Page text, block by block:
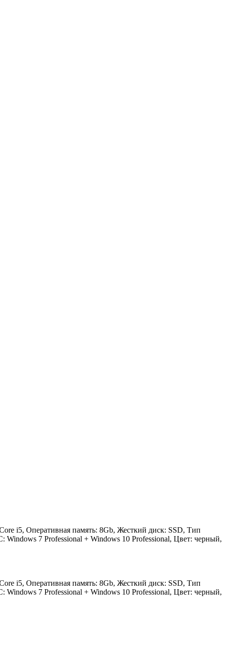
i5, Оперативная память: 8Gb, Жесткий диск: SSD, Тип
Windows 7 Professional + Windows 10 Professional, Цвет: черный,
i5, Оперативная память: 8Gb, Жесткий диск: SSD, Тип
Windows 7 Professional + Windows 10 Professional, Цвет: черный,